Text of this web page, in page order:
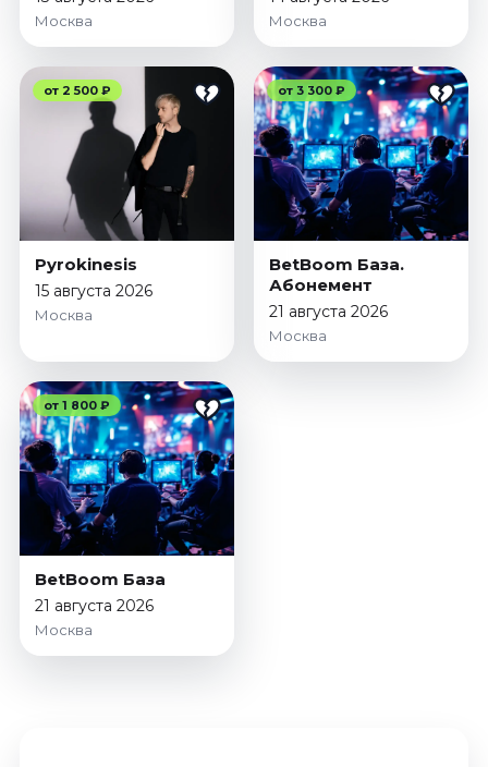
События
Август 2026
Сентябрь 2026
Октябрь 2026
Ноябрь 2026
Декабрь 2026
Январь 2027
Площадки
Москва Москва
от 2 500 ₽
Pyrokinesis
15 августа 2026
Москва
от 3 300 ₽
BetBoom База.
Абонемент
21 августа 2026
Москва
от 1 800 ₽
BetBoom База
21 августа 2026
Москва